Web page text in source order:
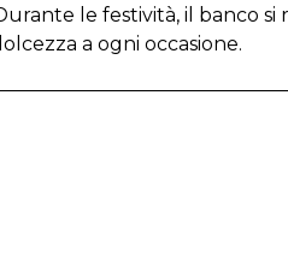
le festività, il banco
a ogni occasione.